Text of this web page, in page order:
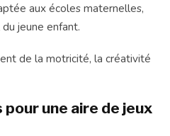
aux écoles maternelles,
jeune enfant.
de la motricité, la créativité
une aire de jeux